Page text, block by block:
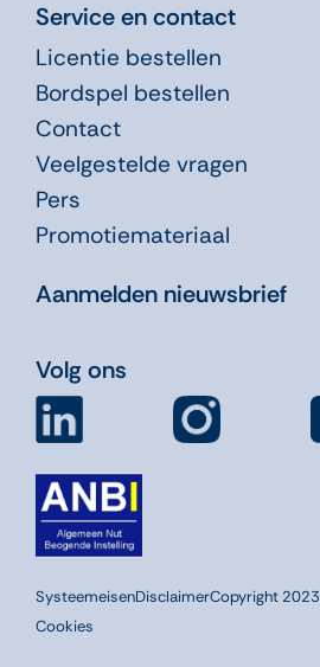
Service en contact
Licentie bestellen
Bordspel bestellen
Contact
Veelgestelde vragen
Pers
Promotiemateriaal
Aanmelden nieuwsbrief
Volg ons
SysteemeisenDisclaimerCopyright 2023
Cookies